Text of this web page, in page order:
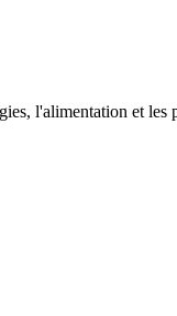
l'alimentation et les